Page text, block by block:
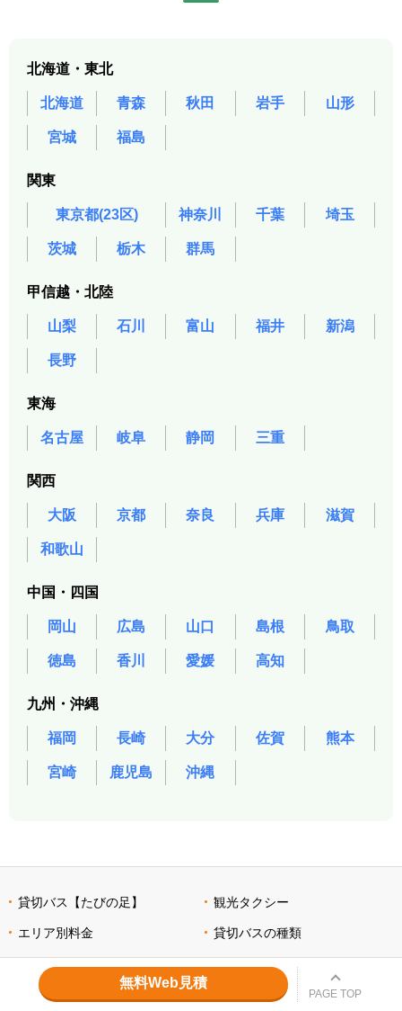
北海道・東北
北海道 青森 秋田 岩手 山形
宮城 福島
関東
東京都(23区) 神奈川 千葉 埼玉
茨城 栃木 群馬
甲信越・北陸
山梨 石川 富山 福井 新潟
長野
東海
名古屋 岐阜 静岡 三重
関西
大阪 京都 奈良 兵庫 滋賀
和歌山
中国・四国
岡山 広島 山口 島根 鳥取
徳島 香川 愛媛 高知
九州・沖縄
福岡 長崎 大分 佐賀 熊本
宮崎 鹿児島 沖縄
貸切バス【たびの足】
エリア別料金
ご利用について
ご利用案内&注意点
観光タクシー
貸切バスの種類
マイクロバス
無料Web見積
PAGE TOP